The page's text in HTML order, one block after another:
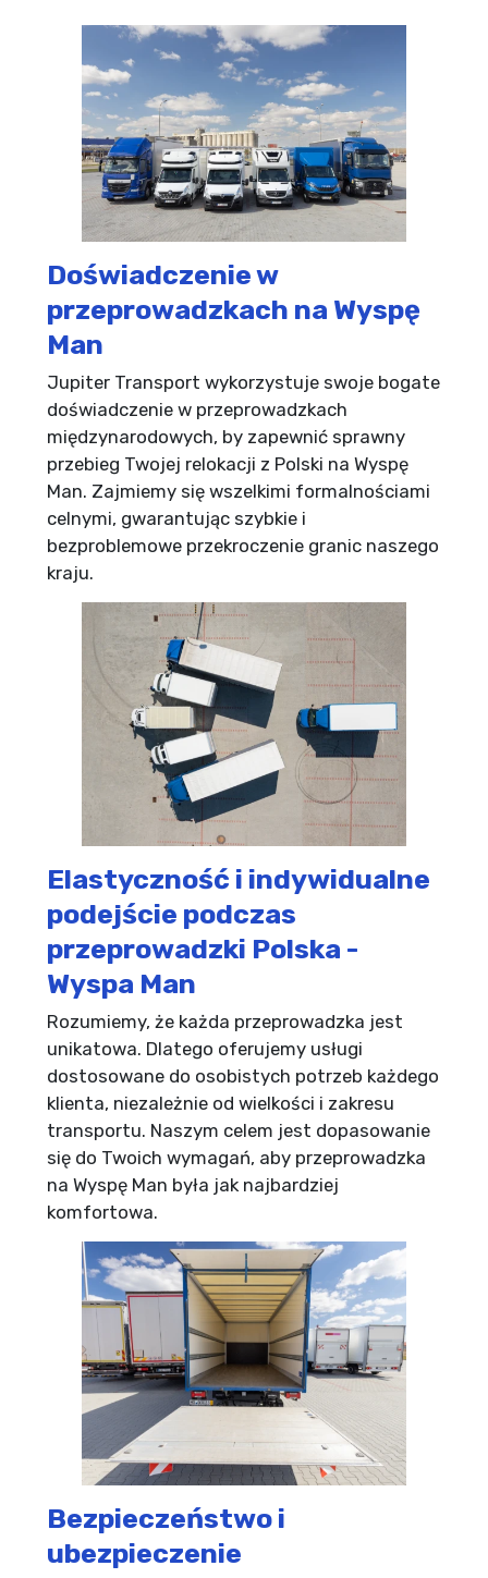
Doświadczenie w
przeprowadzkach na Wyspę
Man
Jupiter Transport wykorzystuje swoje bogate
doświadczenie w przeprowadzkach
międzynarodowych, by zapewnić sprawny
przebieg Twojej relokacji z Polski na Wyspę
Man. Zajmiemy się wszelkimi formalnościami
celnymi, gwarantując szybkie i
bezproblemowe przekroczenie granic naszego
kraju.
Elastyczność i indywidualne
podejście podczas
przeprowadzki Polska -
Wyspa Man
Rozumiemy, że każda przeprowadzka jest
unikatowa. Dlatego oferujemy usługi
dostosowane do osobistych potrzeb każdego
klienta, niezależnie od wielkości i zakresu
transportu. Naszym celem jest dopasowanie
się do Twoich wymagań, aby przeprowadzka
na Wyspę Man była jak najbardziej
komfortowa.
Bezpieczeństwo i
ubezpieczenie